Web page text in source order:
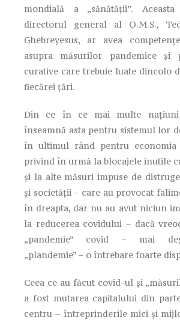
mondială a „sănătății”.
directorul general al O.M.S.,
Ghebreyesus, ar avea
asupra măsurilor pandemice și
curative care trebuie luate dincolo
fiecărei țări.
Din ce în ce mai multe națiuni
înseamnă asta pentru sistemul lor
în ultimul rând pentru
privind în urmă la blocajele inutile
și la alte măsuri impuse de
și societății – care au provocat
în dreapta, dar nu au avut niciun
la reducerea covidului – dacă
„pandemie” covid – mai
„plandemie” – o întrebare foarte
Ceea ce au făcut covid-ul și
a fost mutarea capitalului din
centru – întreprinderile mici și